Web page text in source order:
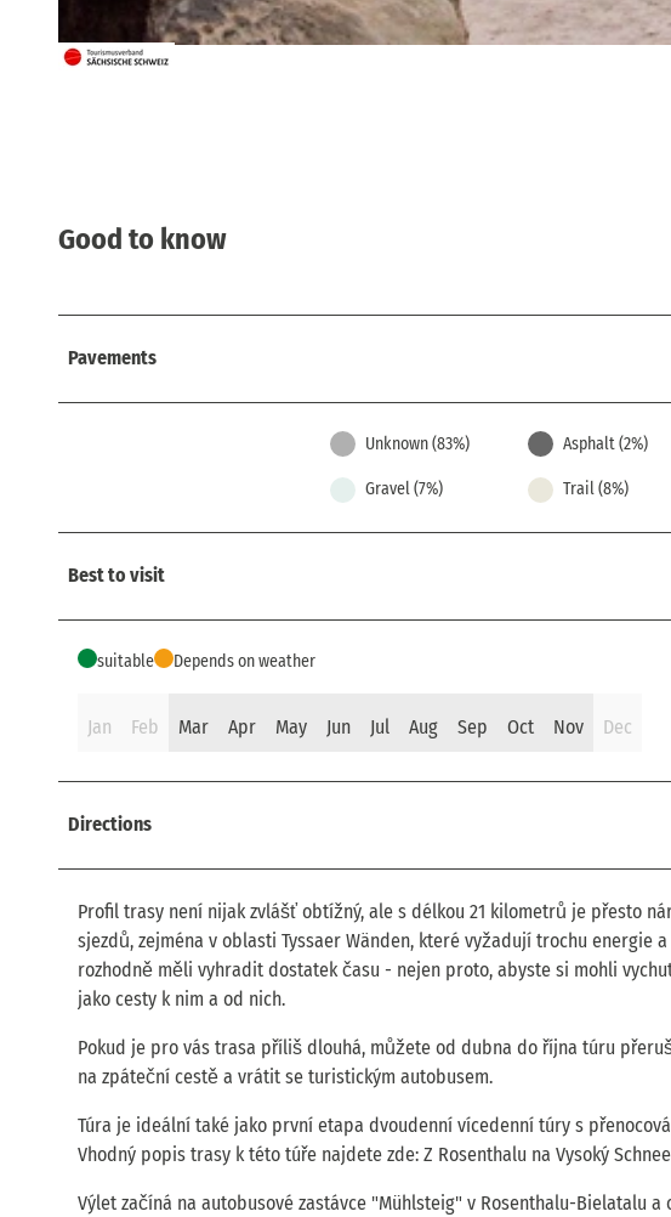
© Sebastian Thiel, Tourismusverband Sächsische Schweiz
Good to know
Pavements
Unknown (83%) Asphalt (2%)
Gravel (7%) Trail (8%)
Best to visit
suitable Depends on weather
Jan Feb Mar Apr May Jun Jul Aug Sep Oct Nov Dec
Directions
Profil trasy není nijak zvlášť obtížný, ale s délkou 21 kilometrů je přesto
sjezdů, zejména v oblasti Tyssaer Wänden, které vyžadují trochu energie
rozhodně měli vyhradit dostatek času - nejen proto, abyste si mohli
jako cesty k nim a od nich.
Pokud je pro vás trasa příliš dlouhá, můžete od dubna do října túru
na zpáteční cestě a vrátit se turistickým autobusem.
Túra je ideální také jako první etapa dvoudenní vícedenní túry s
Vhodný popis trasy k této túře najdete zde: Z Rosenthalu na Vysoký
Výlet začíná na autobusové zastávce "Mühlsteig" v Rosenthalu-Bielatalu